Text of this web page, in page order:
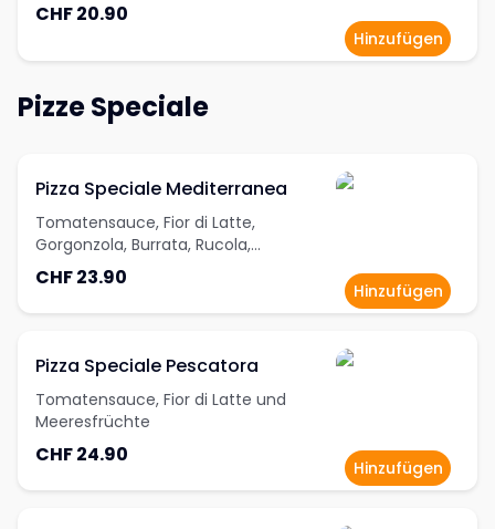
CHF 20.90
Hinzufügen
Pizze Speciale
Pizza Speciale Mediterranea
Tomatensauce, Fior di Latte,
Gorgonzola, Burrata, Rucola,
Cherrytomaten und Pesto
CHF 23.90
Hinzufügen
Pizza Speciale Pescatora
Tomatensauce, Fior di Latte und
Meeresfrüchte
CHF 24.90
Hinzufügen